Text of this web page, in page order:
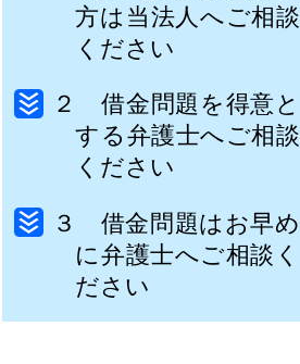
方は当法人へご相談
ください
２ 借金問題を得意と
する弁護士へご相談
ください
３ 借金問題はお早め
に弁護士へご相談く
ださい